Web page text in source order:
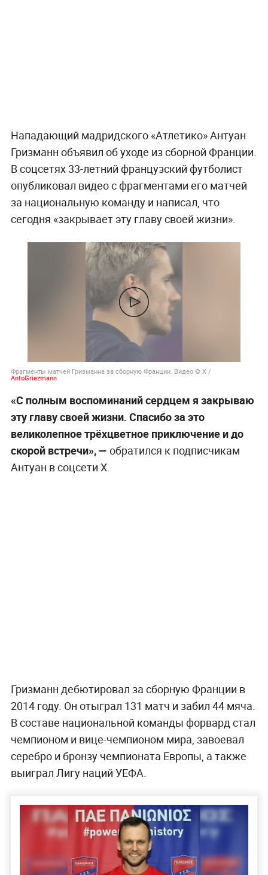
Нападающий мадридского «Атлетико» Антуан
Гризманн объявил об уходе из сборной Франции.
В соцсетях 33-летний французский футболист
опубликовал видео с фрагментами его матчей
за национальную команду и написал, что
сегодня «закрывает эту главу своей жизни».
Фрагменты матчей Гризманна за сборную Франции. Видео © X /
AntoGriezmann
«С полным воспоминаний сердцем я закрываю
эту главу своей жизни. Спасибо за это
великолепное трёхцветное приключение и до
скорой встречи», — обратился к подписчикам
Антуан в соцсети Х.
Гризманн дебютировал за сборную Франции в
2014 году. Он отыграл 131 матч и забил 44 мяча.
В составе национальной команды форвард стал
чемпионом и вице-чемпионом мира, завоевал
серебро и бронзу чемпионата Европы, а также
выиграл Лигу наций УЕФА.